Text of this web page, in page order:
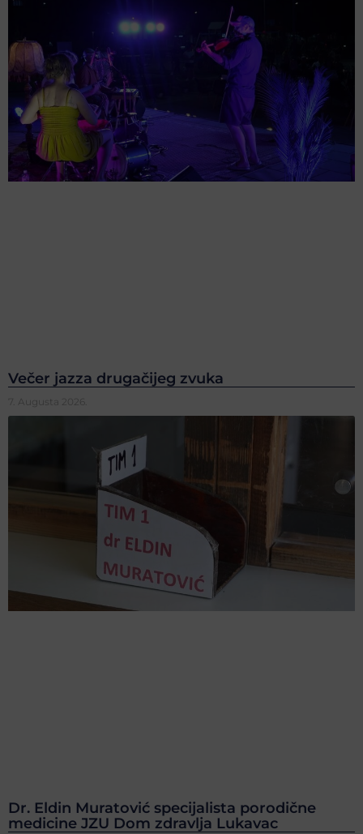
Večer jazza drugačijeg zvuka
7. Augusta 2026.
Dr. Eldin Muratović specijalista porodične
medicine JZU Dom zdravlja Lukavac